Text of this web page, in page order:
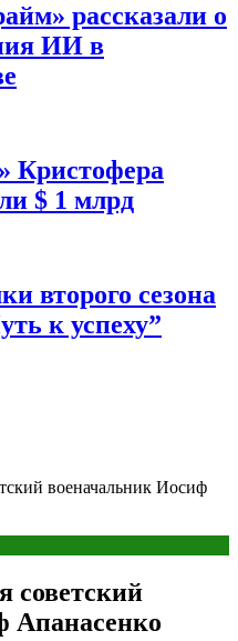
рассказали о
ИИ в
Кристофера
$ 1 млрд
второго сезона
к успеху”
военачальник Иосиф
советский
Апанасенко